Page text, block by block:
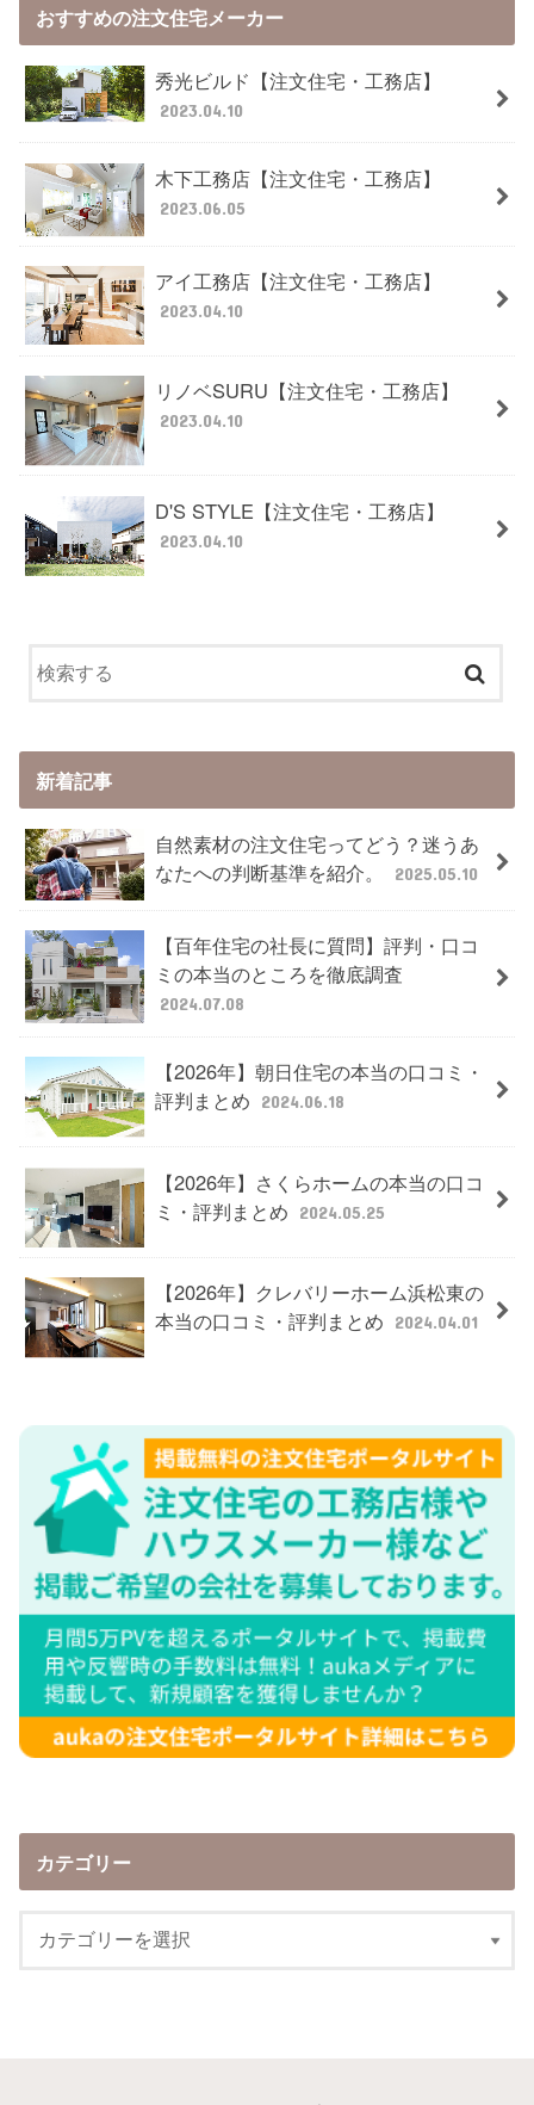
おすすめの注文住宅メーカー
秀光ビルド【注文住宅・工務店】
2023.04.10
木下工務店【注文住宅・工務店】
2023.06.05
アイ工務店【注文住宅・工務店】
2023.04.10
リノベSURU【注文住宅・工務店】
2023.04.10
D'S STYLE【注文住宅・工務店】
2023.04.10
新着記事
自然素材の注文住宅ってどう？迷うあ
なたへの判断基準を紹介。
2025.05.10
【百年住宅の社長に質問】評判・口コ
ミの本当のところを徹底調査
2024.07.08
【2026年】朝日住宅の本当の口コミ・
評判まとめ
2024.06.18
【2026年】さくらホームの本当の口コ
ミ・評判まとめ
2024.05.25
【2026年】クレバリーホーム浜松東の
本当の口コミ・評判まとめ
2024.04.01
カテゴリー